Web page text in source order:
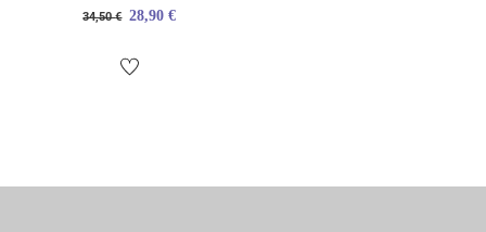
34,50€ Ursprünglicher
war:
28,90 €Aktueller